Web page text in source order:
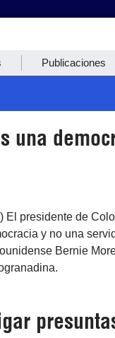
Publicaciones
una
El presidente de
y no una
Bernie